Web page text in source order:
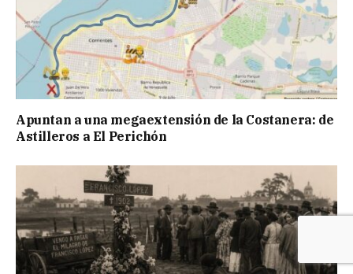
Apuntan a una megaextensión de la Costanera: de
Astilleros a El Perichón